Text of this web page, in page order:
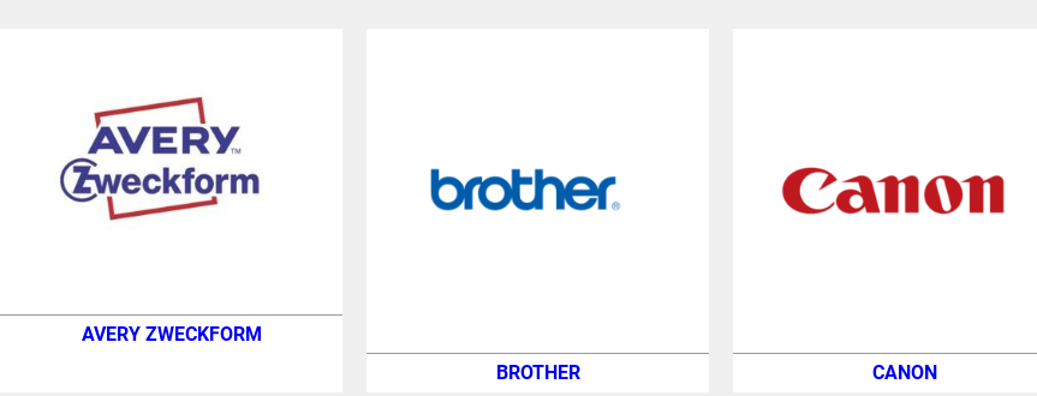
AVERY ZWECKFORM
BROTHER
CANON